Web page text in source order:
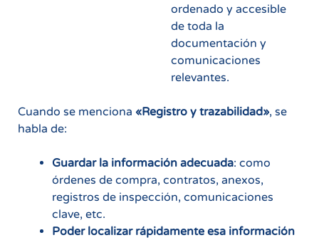
ordenado y accesible
de toda la
documentación y
comunicaciones
relevantes.
Cuando se menciona «Registro y trazabilidad», se
habla de:
Guardar la información adecuada: como
órdenes de compra, contratos, anexos,
registros de inspección, comunicaciones
clave, etc.
Poder localizar rápidamente esa información